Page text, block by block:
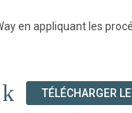
en appliquant les
TÉLÉCHARGER